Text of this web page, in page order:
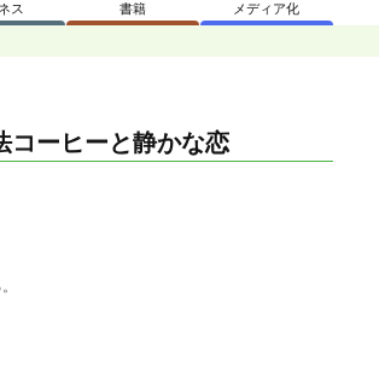
ス 書籍 メディア化
コーヒーと静かな恋